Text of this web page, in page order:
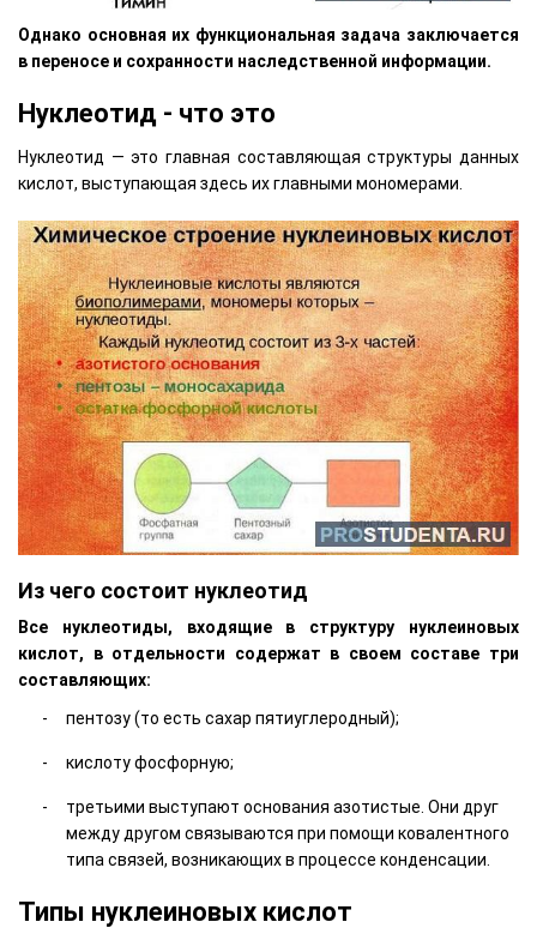
Однако основная их функциональная задача заключается
в переносе и сохранности наследственной информации.
Нуклеотид - что это
Нуклеотид — это главная составляющая структуры данных
кислот, выступающая здесь их главными мономерами.
Из чего состоит нуклеотид
Все нуклеотиды, входящие в структуру нуклеиновых
кислот, в отдельности содержат в своем составе три
составляющих:
пентозу (то есть сахар пятиуглеродный);
кислоту фосфорную;
третьими выступают основания азотистые. Они друг
между другом связываются при помощи ковалентного
типа связей, возникающих в процессе конденсации.
Типы нуклеиновых кислот